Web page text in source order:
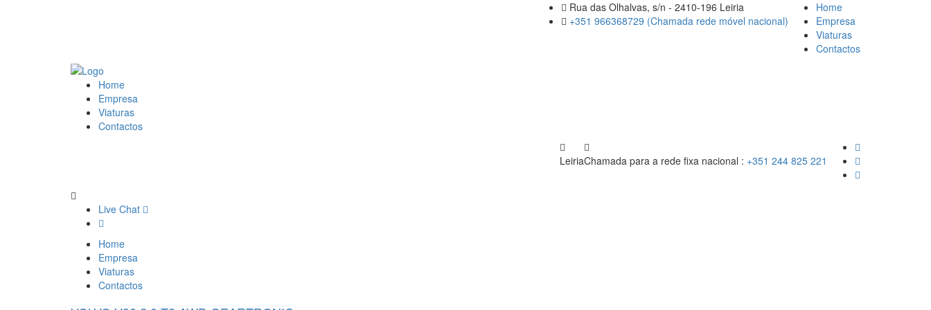
Home
Empresa
Viaturas
Contactos
Rua das Olhalvas, s/n - 2410-196 Leiria
+351 966368729 (Chamada rede móvel nacional)
Home
Empresa
Viaturas
Contactos
Chamada para a rede fixa nacional : +351 244 825 221
Leiria
Live Chat
Home
Empresa
Viaturas
Contactos